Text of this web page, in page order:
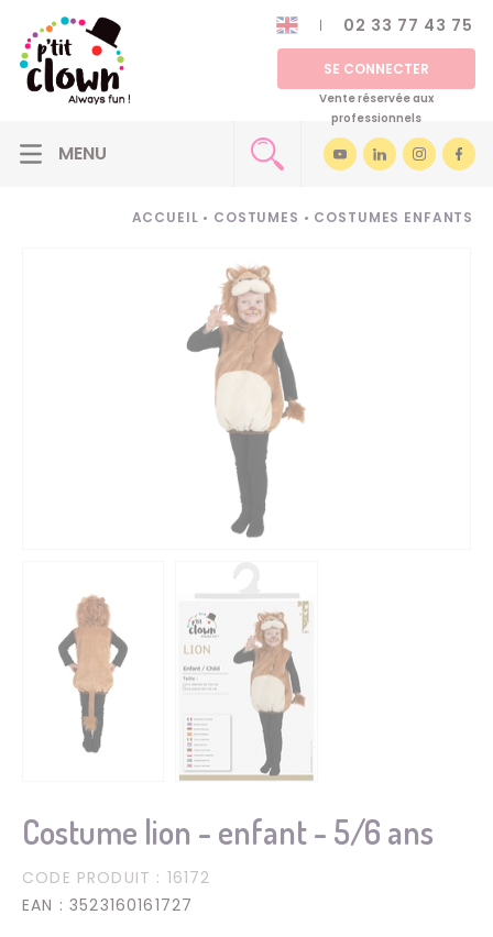
02 33 77 43 75
SE CONNECTER
Vente réservée aux
professionnels
ACCUEIL • COSTUMES • COSTUMES ENFANTS
Costume lion - enfant - 5/6 ans
CODE PRODUIT : 16172
EAN : 3523160161727